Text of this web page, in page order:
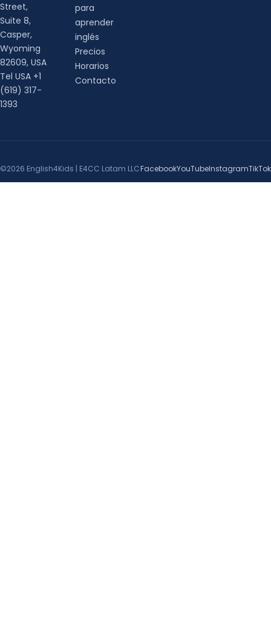
Street,
Suite 8,
Casper,
Wyoming
82609, USA
Tel USA +1
(619) 317-
1393
para
aprender
inglés
Precios
Horarios
Contacto
©2026 English4Kids | E4CC Latam LLCFacebookYouTubeInstagramTikTok